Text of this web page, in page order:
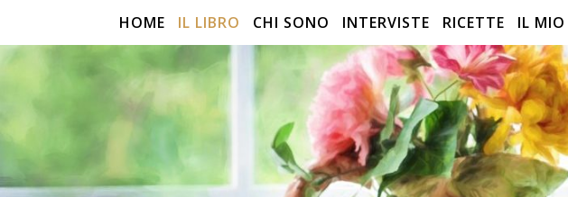
HOME IL LIBRO CHI SONO INTERVISTE RICETTE IL